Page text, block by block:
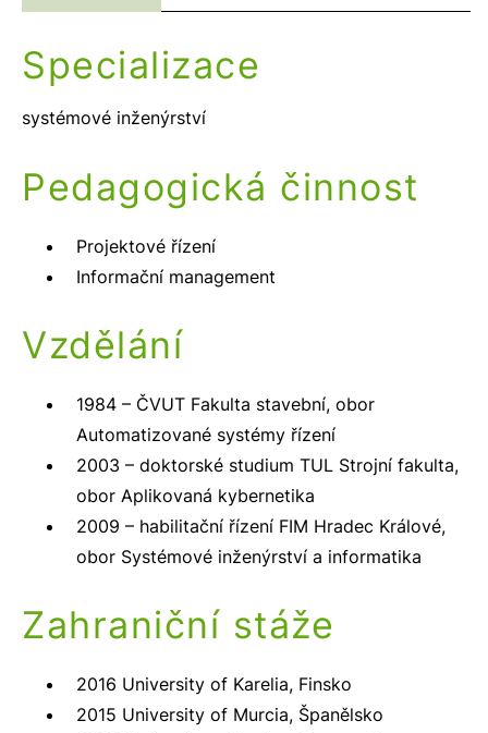
Specializace
systémové inženýrství
Pedagogická činnost
Projektové řízení
Informační management
Vzdělání
1984 – ČVUT Fakulta stavební, obor
Automatizované systémy řízení
2003 – doktorské studium TUL Strojní fakulta,
obor Aplikovaná kybernetika
2009 – habilitační řízení FIM Hradec Králové,
obor Systémové inženýrství a informatika
Zahraniční stáže
2016 University of Karelia, Finsko
2015 University of Murcia, Španělsko